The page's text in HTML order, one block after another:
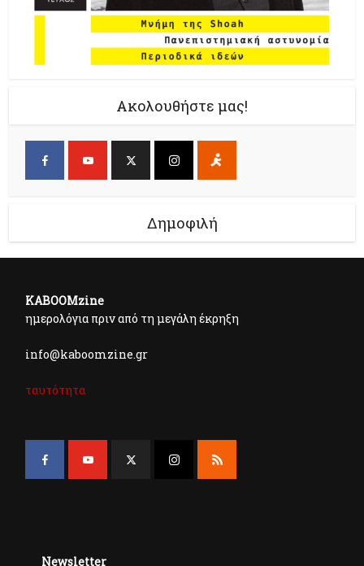
Ακολουθήστε μας!
Δημοφιλή
KABOOMzine
ημερολόγια πριν από τη μεγάλη έκρηξη
info@kaboomzine.gr
ταυτότητα
Newsletter